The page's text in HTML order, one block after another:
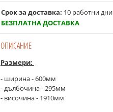
Срок за доставка: 10 работни дни
БЕЗПЛАТНА ДОСТАВКА
ОПИСАНИЕ
Размери:
- ширина - 600мм
- дълбочина - 295мм
- височина - 1910мм